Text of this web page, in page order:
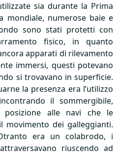
sia durante la Prima
mondiale, numerose baie e
sono stati protetti con
fisico, in quanto
apparati di rilevamento
immersi, questi potevano
si trovavano in superficie.
la presenza era l’utilizzo
il sommergibile,
posizione alle navi che le
movimento dei galleggianti.
era un colabrodo, i
riuscendo ad